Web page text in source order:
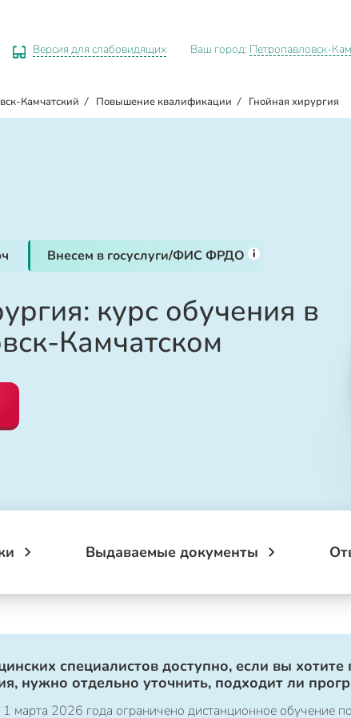
Версия для слабовидящих Ваш город: Петропавловск-
Камчатский / Повышение квалификации / Гнойная хирургия
Внесем в госуслуги/ФИС ФРДО i
курс обучения в
Камчатском
Выдаваемые документы
специалистов доступно, если вы
нужно отдельно уточнить, подходит ли
марта 2026 года ограничено дистанционное обучение